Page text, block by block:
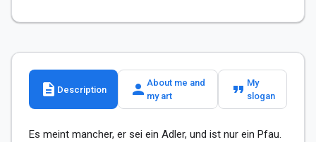
description Description person About me and
my art
format_quote My
slogan
Es meint mancher, er sei ein Adler, und ist nur ein Pfau.